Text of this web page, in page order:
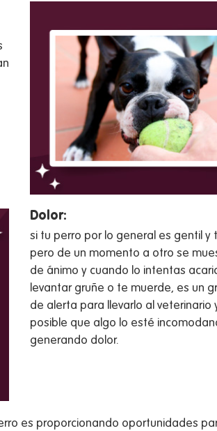
Dolor:
si tu perro por lo general es gentil y
pero de un momento a otro se
de ánimo y cuando lo intentas
levantar gruñe o te muerde, es un
de alerta para llevarlo al veterinario
posible que algo lo esté
generando dolor.
es proporcionando oportunidades